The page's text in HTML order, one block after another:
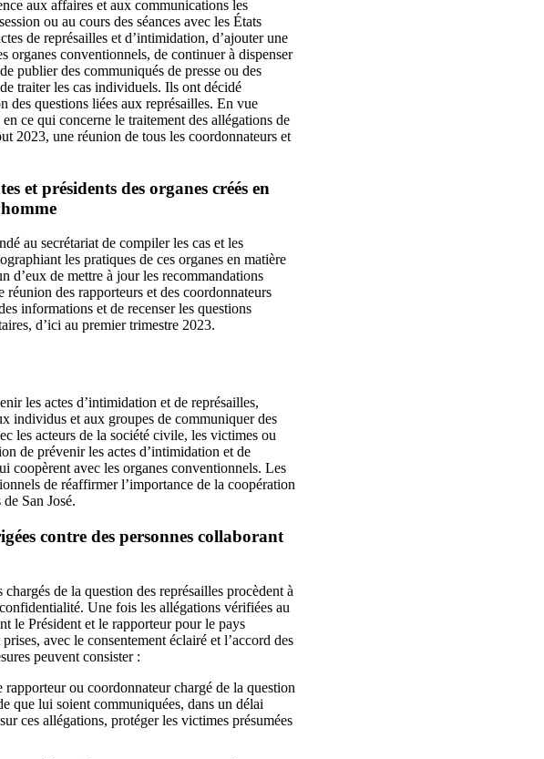
aux affaires et aux communications les
ou au cours des séances avec les États
de représailles et d’intimidation, d’ajouter une
organes conventionnels, de continuer à dispenser
publier des communiqués de presse ou des
traiter les cas individuels. Ils ont décidé
des questions liées aux représailles. En vue
ce qui concerne le traitement des allégations de
2023, une réunion de tous les coordonnateurs et
et présidents des organes créés en
au secrétariat de compiler les cas et les
les pratiques de ces organes en matière
d’eux de mettre à jour les recommandations
réunion des rapporteurs et des coordonnateurs
informations et de recenser les questions
d’ici au premier trimestre 2023.
les actes d’intimidation et de représailles,
individus et aux groupes de communiquer des
les acteurs de la société civile, les victimes ou
de prévenir les actes d’intimidation et de
coopèrent avec les organes conventionnels. Les
de réaffirmer l’importance de la coopération
San José.
contre des personnes collaborant
de la question des représailles procèdent à
Une fois les allégations vérifiées au
le Président et le rapporteur pour le pays
avec le consentement éclairé et l’accord des
peuvent consister :
ou coordonnateur chargé de la question
que lui soient communiquées, dans un délai
ces allégations, protéger les victimes présumées